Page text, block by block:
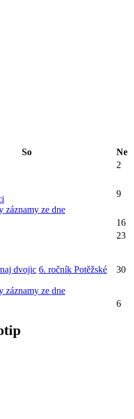
So
Ne
2
záznamy ze dne
9
16
23
dvojic 6. ročník Potěžské
záznamy ze dne
30
6